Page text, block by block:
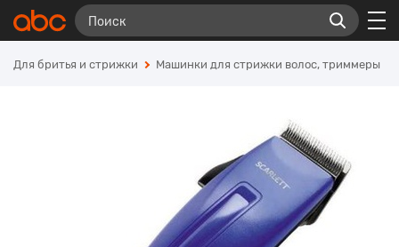
Для бритья и стрижки Машинки для стрижки волос, триммеры